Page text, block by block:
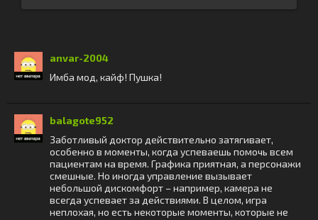
anvar-2004
Имба мод, кайф! Пушка!
balagote952
Заботливый доктор действительно затягивает,
особенно в моменты, когда успеваешь помочь всем
пациентам на время. Графика приятная, а персонажи
смешные. Но иногда управление вызывает
небольшой дискомфорт – например, камера не
всегда успевает за действиями. В целом, игра
неплохая, но есть некоторые моменты, которые не